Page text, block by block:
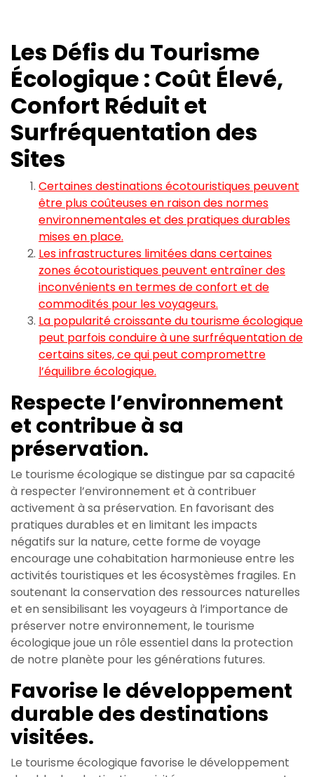
Les Défis du Tourisme
Écologique : Coût Élevé,
Confort Réduit et
Surfréquentation des
Sites
Certaines destinations écotouristiques peuvent
être plus coûteuses en raison des normes
environnementales et des pratiques durables
mises en place.
Les infrastructures limitées dans certaines
zones écotouristiques peuvent entraîner des
inconvénients en termes de confort et de
commodités pour les voyageurs.
La popularité croissante du tourisme écologique
peut parfois conduire à une surfréquentation de
certains sites, ce qui peut compromettre
l’équilibre écologique.
Respecte l’environnement
et contribue à sa
préservation.
Le tourisme écologique se distingue par sa capacité
à respecter l’environnement et à contribuer
activement à sa préservation. En favorisant des
pratiques durables et en limitant les impacts
négatifs sur la nature, cette forme de voyage
encourage une cohabitation harmonieuse entre les
activités touristiques et les écosystèmes fragiles. En
soutenant la conservation des ressources naturelles
et en sensibilisant les voyageurs à l’importance de
préserver notre environnement, le tourisme
écologique joue un rôle essentiel dans la protection
de notre planète pour les générations futures.
Favorise le développement
durable des destinations
visitées.
Le tourisme écologique favorise le développement